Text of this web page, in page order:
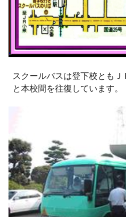
スクールバスは登下校とも
と本校間を往復しています。